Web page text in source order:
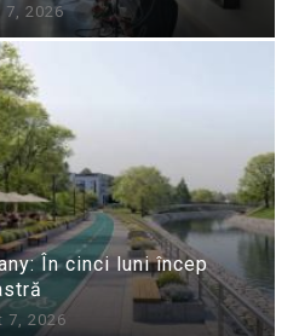
7, 2026
În cinci luni încep
7, 2026